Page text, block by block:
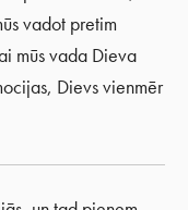
vadot pretim
mūs vada Dieva
Dievs vienmēr